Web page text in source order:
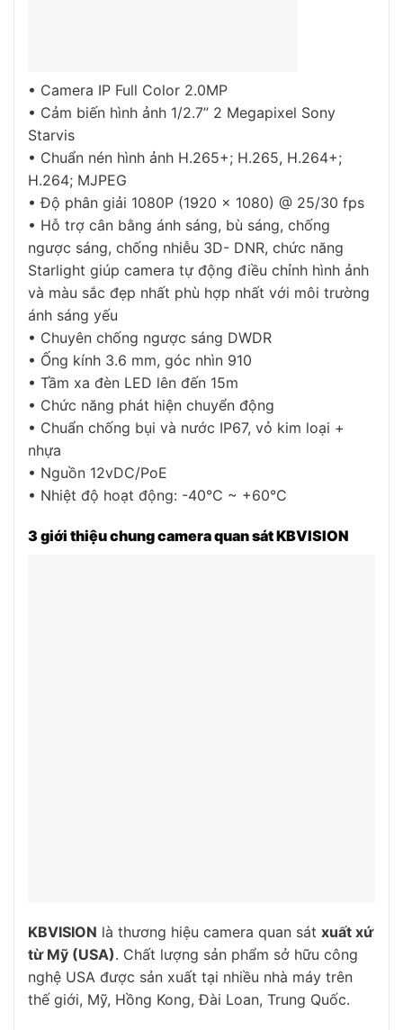
• Camera IP Full Color 2.0MP
• Cảm biến hình ảnh 1/2.7” 2 Megapixel Sony
Starvis
• Chuẩn nén hình ảnh H.265+; H.265, H.264+;
H.264; MJPEG
• Độ phân giải 1080P (1920 × 1080) @ 25/30 fps
• Hỗ trợ cân bằng ánh sáng, bù sáng, chống
ngược sáng, chống nhiễu 3D- DNR, chức năng
Starlight giúp camera tự động điều chỉnh hình ảnh
và màu sắc đẹp nhất phù hợp nhất với môi trường
ánh sáng yếu
• Chuyên chống ngược sáng DWDR
• Ống kính 3.6 mm, góc nhìn 910
• Tầm xa đèn LED lên đến 15m
• Chức năng phát hiện chuyển động
• Chuẩn chống bụi và nước IP67, vỏ kim loại +
nhựa
• Nguồn 12vDC/PoE
• Nhiệt độ hoạt động: -40°C ~ +60°C
3 giới thiệu chung camera quan sát KBVISION
KBVISION là thương hiệu camera quan sát xuất xứ
từ Mỹ (USA). Chất lượng sản phẩm sở hữu công
nghệ USA được sản xuất tại nhiều nhà máy trên
thế giới, Mỹ, Hồng Kong, Đài Loan, Trung Quốc.